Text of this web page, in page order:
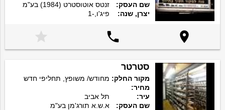
שם העסק:
זנטס אוטוסטרט (1984) בע"מ
יצרן, שנה:
פיג'ו,-1



סטרטר
מקור החלק: מחודש/ משופץ, תחליפי חדש
מחיר:
עיר:
תל אביב
שם העסק:
א.ש.א תורג'מן בע"מ